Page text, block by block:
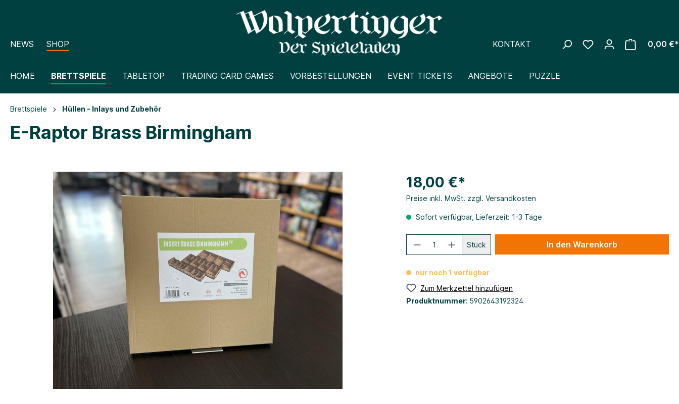
NEWS SHOP 0,00 €*
KONTAKT
HOME BRETTSPIELE TABLETOP TRADING CARD GAMES VORBESTELLUNGEN EVENT TICKETS ANGEBOTE PUZZLE
Brettspiele Hüllen - Inlays und Zubehör
E-Raptor Brass Birmingham
18,00 €*
Preise inkl. MwSt. zzgl. Versandkosten
Sofort verfügbar, Lieferzeit: 1-3 Tage
Stück In den Warenkorb
nur noch 1 verfügbar
Zum Merkzettel hinzufügen
Produktnummer: 5902643192324